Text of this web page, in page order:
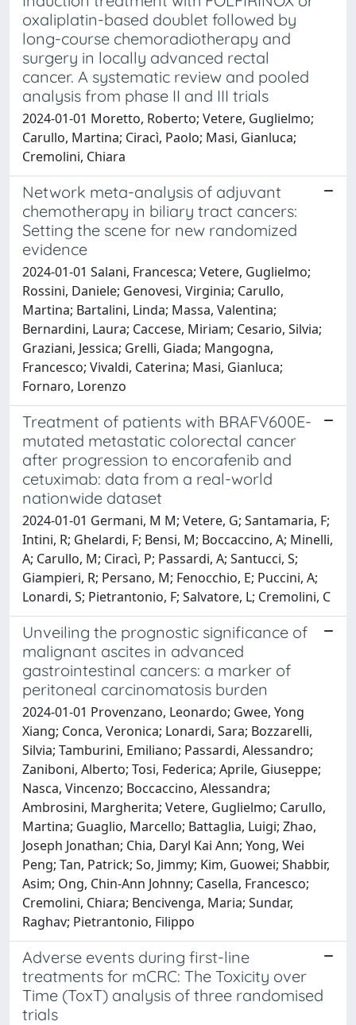
oxaliplatin-based doublet followed by
long-course chemoradiotherapy and
surgery in locally advanced rectal
cancer. A systematic review and pooled
analysis from phase II and III trials
2024-01-01 Moretto, Roberto; Vetere, Guglielmo;
Carullo, Martina; Ciracì, Paolo; Masi, Gianluca;
Cremolini, Chiara
Network meta-analysis of adjuvant
chemotherapy in biliary tract cancers:
Setting the scene for new randomized
evidence
2024-01-01 Salani, Francesca; Vetere, Guglielmo;
Rossini, Daniele; Genovesi, Virginia; Carullo,
Martina; Bartalini, Linda; Massa, Valentina;
Bernardini, Laura; Caccese, Miriam; Cesario, Silvia;
Graziani, Jessica; Grelli, Giada; Mangogna,
Francesco; Vivaldi, Caterina; Masi, Gianluca;
Fornaro, Lorenzo
Treatment of patients with BRAFV600E-
mutated metastatic colorectal cancer
after progression to encorafenib and
cetuximab: data from a real-world
nationwide dataset
2024-01-01 Germani, M M; Vetere, G; Santamaria, F;
Intini, R; Ghelardi, F; Bensi, M; Boccaccino, A; Minelli,
A; Carullo, M; Ciracì, P; Passardi, A; Santucci, S;
Giampieri, R; Persano, M; Fenocchio, E; Puccini, A;
Lonardi, S; Pietrantonio, F; Salvatore, L; Cremolini, C
Unveiling the prognostic significance of
malignant ascites in advanced
gastrointestinal cancers: a marker of
peritoneal carcinomatosis burden
2024-01-01 Provenzano, Leonardo; Gwee, Yong
Xiang; Conca, Veronica; Lonardi, Sara; Bozzarelli,
Silvia; Tamburini, Emiliano; Passardi, Alessandro;
Zaniboni, Alberto; Tosi, Federica; Aprile, Giuseppe;
Nasca, Vincenzo; Boccaccino, Alessandra;
Ambrosini, Margherita; Vetere, Guglielmo; Carullo,
Martina; Guaglio, Marcello; Battaglia, Luigi; Zhao,
Joseph Jonathan; Chia, Daryl Kai Ann; Yong, Wei
Peng; Tan, Patrick; So, Jimmy; Kim, Guowei; Shabbir,
Asim; Ong, Chin-Ann Johnny; Casella, Francesco;
Cremolini, Chiara; Bencivenga, Maria; Sundar,
Raghav; Pietrantonio, Filippo
Adverse events during first-line
treatments for mCRC: The Toxicity over
Time (ToxT) analysis of three randomised
trials